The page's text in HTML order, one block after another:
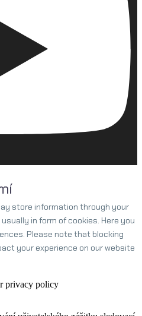
store information through your
in form of cookies. Here you
Please note that blocking
your experience on our website
privacy policy